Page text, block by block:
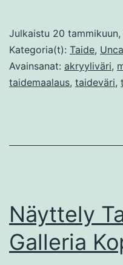
Julkaistu 20
Kategoria(t): Taide,
Avainsanat: akryyliväri,
taidemaalaus, taideväri,
Näyttely
Galleria